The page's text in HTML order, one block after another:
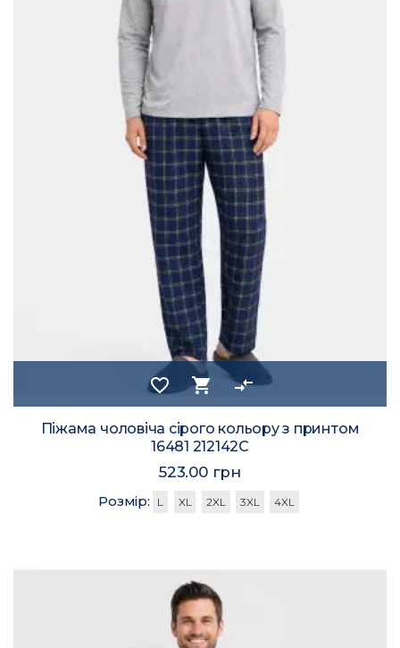
favorite_border shopping_cart compare_arrows
Піжама чоловіча сірого кольору з принтом
16481 212142C
523.00 грн
Розмір: L XL 2XL 3XL 4XL